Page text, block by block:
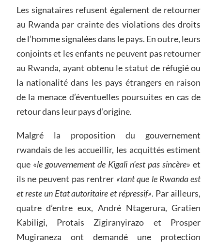
Les signataires refusent également de retourner
au Rwanda par crainte des violations des droits
de l’homme signalées dans le pays. En outre, leurs
conjoints et les enfants ne peuvent pas retourner
au Rwanda, ayant obtenu le statut de réfugié ou
la nationalité dans les pays étrangers en raison
de la menace d’éventuelles poursuites en cas de
retour dans leur pays d’origine.
Malgré la proposition du gouvernement
rwandais de les accueillir, les acquittés estiment
que «le gouvernement de Kigali n’est pas sincère» et
ils ne peuvent pas rentrer «tant que le Rwanda est
et reste un Etat autoritaire et répressif». Par ailleurs,
quatre d’entre eux, André Ntagerura, Gratien
Kabiligi, Protais Zigiranyirazo et Prosper
Mugiraneza ont demandé une protection